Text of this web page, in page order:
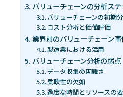
バリューチェーンの分析ス
バリューチェーンの初期
コスト分析と価値評価
業界別のバリューチェーン事
製造業における活用
バリューチェーン分析の弱点
データ収集の困難さ
柔軟性の欠如
過度な時間とリソースの